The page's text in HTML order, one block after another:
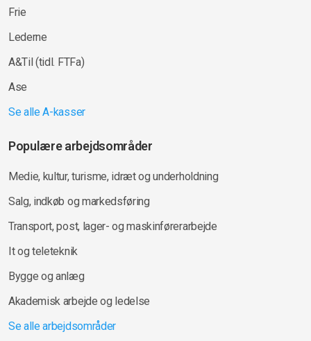
Frie
Lederne
A&Til (tidl. FTFa)
Ase
Se alle A-kasser
Populære arbejdsområder
Medie, kultur, turisme, idræt og underholdning
Salg, indkøb og markedsføring
Transport, post, lager- og maskinførerarbejde
It og teleteknik
Bygge og anlæg
Akademisk arbejde og ledelse
Se alle arbejdsområder